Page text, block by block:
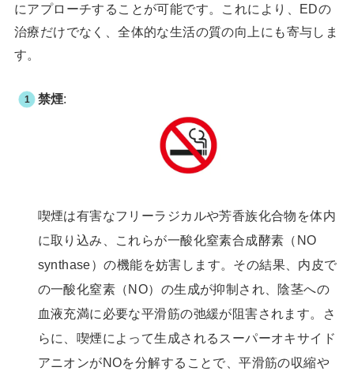
にアプローチすることが可能です。これにより、EDの
治療だけでなく、全体的な生活の質の向上にも寄与しま
す。
禁煙:
喫煙は有害なフリーラジカルや芳香族化合物を体内
に取り込み、これらが一酸化窒素合成酵素（NO
synthase）の機能を妨害します。その結果、内皮で
の一酸化窒素（NO）の生成が抑制され、陰茎への
血液充満に必要な平滑筋の弛緩が阻害されます。さ
らに、喫煙によって生成されるスーパーオキサイド
アニオンがNOを分解することで、平滑筋の収縮や